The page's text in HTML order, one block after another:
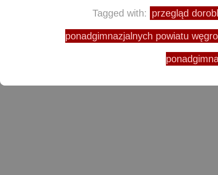
Tagged with: przegląd
ponadgimnazjalnych powiatu